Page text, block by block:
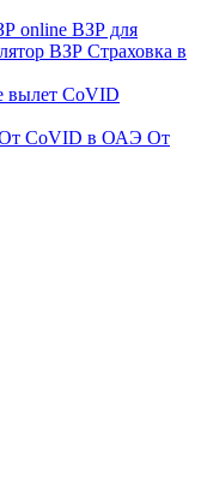
online ВЗР для
ВЗР Страховка в
вылет CoVID
CoVID в ОАЭ От